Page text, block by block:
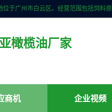
橄榄油厂家
商机 企业视频